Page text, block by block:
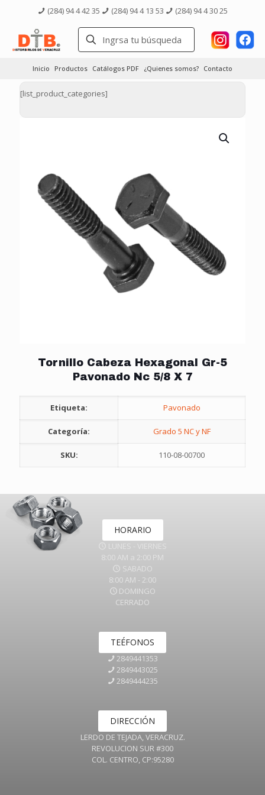
(284) 94 4 42 35 (284) 94 4 13 53 (284) 94 4 30 25
Inicio Productos Catálogos PDF ¿Quienes somos? Contacto
[list_product_categories]
Tornillo Cabeza Hexagonal Gr-5
Pavonado Nc 5/8 X 7
Etiqueta: Pavonado
Categoría: Grado 5 NC y NF
SKU: 110-08-00700
HORARIO
LUNES - VIERNES
8:00 AM a 2:00 PM
SABADO
8:00 AM - 2:00
DOMINGO
CERRADO
TEÉFONOS
2849441353
2849443025
2849444235
DIRECCIÓN
LERDO DE TEJADA, VERACRUZ.
REVOLUCION SUR #300
COL. CENTRO, CP:95280